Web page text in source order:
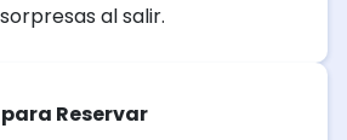
al salir.
Reservar